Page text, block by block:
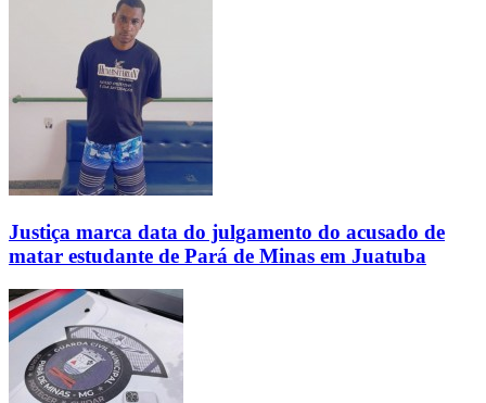
Justiça marca data do julgamento do acusado de
matar estudante de Pará de Minas em Juatuba